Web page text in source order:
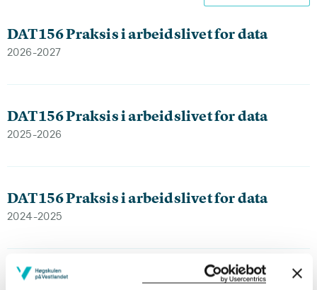
DAT156 Praksis i arbeidslivet for data
2026-2027
DAT156 Praksis i arbeidslivet for data
2025-2026
DAT156 Praksis i arbeidslivet for data
2024-2025
DAT156 Praksis i arbeidslivet for data